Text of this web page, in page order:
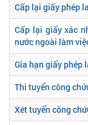
Cấp lại giấy phép
Cấp lại giấy xác
nước ngoài làm
Gia hạn giấy phép
Thi tuyển công
Xét tuyển công